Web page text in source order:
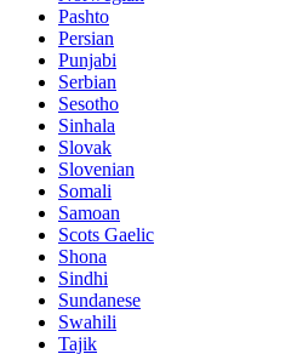
Pashto
Persian
Punjabi
Serbian
Sesotho
Sinhala
Slovak
Slovenian
Somali
Samoan
Scots Gaelic
Shona
Sindhi
Sundanese
Swahili
Tajik